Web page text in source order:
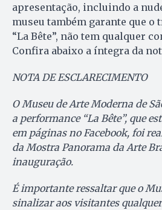
apresentação, incluindo a
museu também garante que o
“La Bête”, não tem qualquer
Confira abaixo a íntegra da
NOTA DE ESCLARECIMENTO
O Museu de Arte Moderna de
a performance “La Bête”, que
em páginas no Facebook, foi
da Mostra Panorama da Arte
inauguração.
É importante ressaltar que o
sinalizar aos visitantes